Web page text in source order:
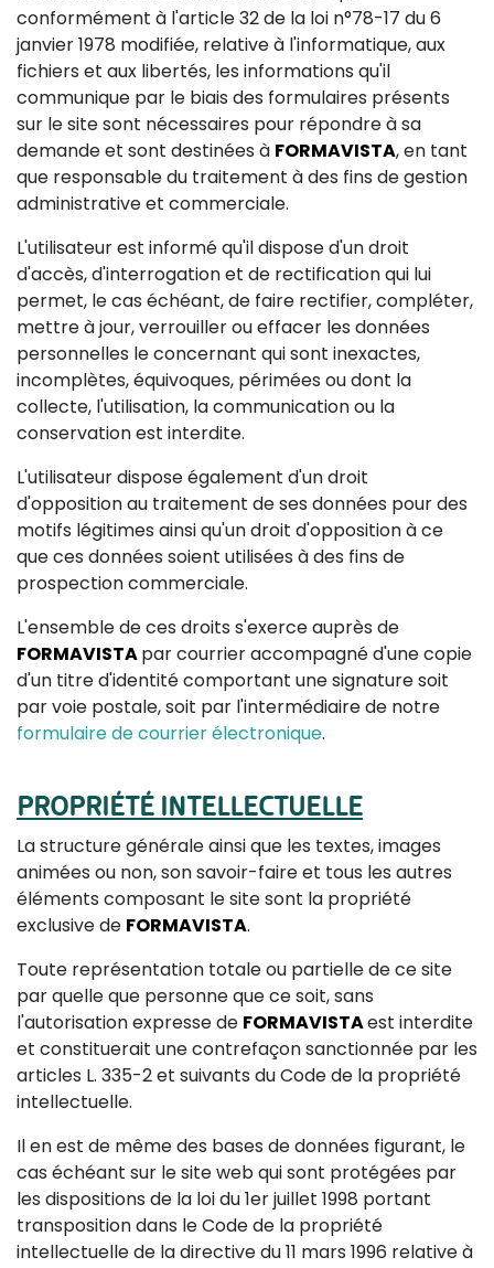
conformément à l'article 32 de la loi n°78-17 du 6
janvier 1978 modifiée, relative à l'informatique, aux
fichiers et aux libertés, les informations qu'il
communique par le biais des formulaires présents
sur le site sont nécessaires pour répondre à sa
demande et sont destinées à FORMAVISTA, en tant
que responsable du traitement à des fins de gestion
administrative et commerciale.
L'utilisateur est informé qu'il dispose d'un droit
d'accès, d'interrogation et de rectification qui lui
permet, le cas échéant, de faire rectifier, compléter,
mettre à jour, verrouiller ou effacer les données
personnelles le concernant qui sont inexactes,
incomplètes, équivoques, périmées ou dont la
collecte, l'utilisation, la communication ou la
conservation est interdite.
L'utilisateur dispose également d'un droit
d'opposition au traitement de ses données pour des
motifs légitimes ainsi qu'un droit d'opposition à ce
que ces données soient utilisées à des fins de
prospection commerciale.
L'ensemble de ces droits s'exerce auprès de
FORMAVISTApar courrier accompagné d'une copie
d'un titre d'identité comportant une signature soit
par voie postale, soit par l'intermédiaire de notre
formulaire de courrier électronique.
PROPRIÉTÉ INTELLECTUELLE
La structure générale ainsi que les textes, images
animées ou non, son savoir-faire et tous les autres
éléments composant le site sont la propriété
exclusive de FORMAVISTA.
Toute représentation totale ou partielle de ce site
par quelle que personne que ce soit, sans
l'autorisation expresse de FORMAVISTAest interdite
et constituerait une contrefaçon sanctionnée par les
articles L. 335-2 et suivants du Code de la propriété
intellectuelle.
Il en est de même des bases de données figurant, le
cas échéant sur le site web qui sont protégées par
les dispositions de la loi du 1er juillet 1998 portant
transposition dans le Code de la propriété
intellectuelle de la directive du 11 mars 1996 relative à